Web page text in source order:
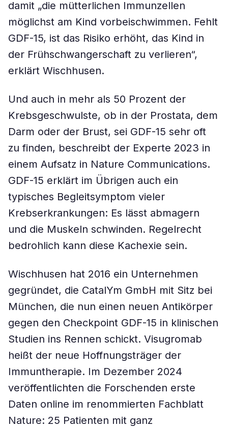
damit „die mütterlichen Immunzellen
möglichst am Kind vorbeischwimmen. Fehlt
GDF-15, ist das Risiko erhöht, das Kind in
der Frühschwangerschaft zu verlieren“,
erklärt Wischhusen.
Und auch in mehr als 50 Prozent der
Krebsgeschwulste, ob in der Prostata, dem
Darm oder der Brust, sei GDF-15 sehr oft
zu finden, beschreibt der Experte 2023 in
einem Aufsatz in Nature Communications.
GDF-15 erklärt im Übrigen auch ein
typisches Begleitsymptom vieler
Krebserkrankungen: Es lässt abmagern
und die Muskeln schwinden. Regelrecht
bedrohlich kann diese Kachexie sein.
Wischhusen hat 2016 ein Unternehmen
gegründet, die CatalYm GmbH mit Sitz bei
München, die nun einen neuen Antikörper
gegen den Checkpoint GDF-15 in klinischen
Studien ins Rennen schickt. Visugromab
heißt der neue Hoffnungsträger der
Immuntherapie. Im Dezember 2024
veröffentlichten die Forschenden erste
Daten online im renommierten Fachblatt
Nature: 25 Patienten mit ganz